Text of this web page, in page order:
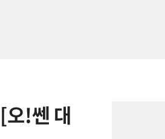
!쎈 대